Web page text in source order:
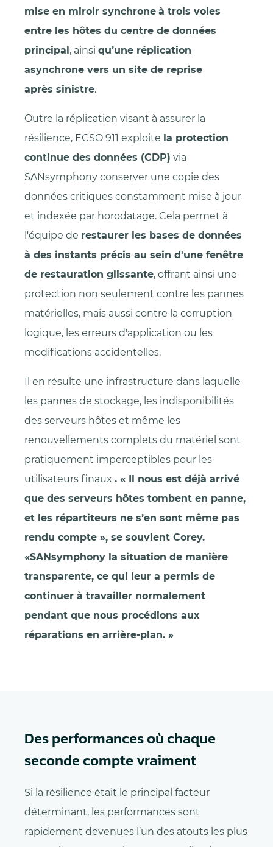
mise en miroir synchrone à trois voies
entre les hôtes du centre de données
principal, ainsi qu’une réplication
asynchrone vers un site de reprise
après sinistre.
Outre la réplication visant à assurer la
résilience, ECSO 911 exploite la protection
continue des données (CDP) via
SANsymphony conserver une copie des
données critiques constamment mise à jour
et indexée par horodatage. Cela permet à
l'équipe de restaurer les bases de données
à des instants précis au sein d'une fenêtre
de restauration glissante, offrant ainsi une
protection non seulement contre les pannes
matérielles, mais aussi contre la corruption
logique, les erreurs d'application ou les
modifications accidentelles.
Il en résulte une infrastructure dans laquelle
les pannes de stockage, les indisponibilités
des serveurs hôtes et même les
renouvellements complets du matériel sont
pratiquement imperceptibles pour les
utilisateurs finaux . « Il nous est déjà arrivé
que des serveurs hôtes tombent en panne,
et les répartiteurs ne s’en sont même pas
rendu compte », se souvient Corey.
«SANsymphony la situation de manière
transparente, ce qui leur a permis de
continuer à travailler normalement
pendant que nous procédions aux
réparations en arrière-plan. »
Des performances où chaque
seconde compte vraiment
Si la résilience était le principal facteur
déterminant, les performances sont
rapidement devenues l’un des atouts les plus